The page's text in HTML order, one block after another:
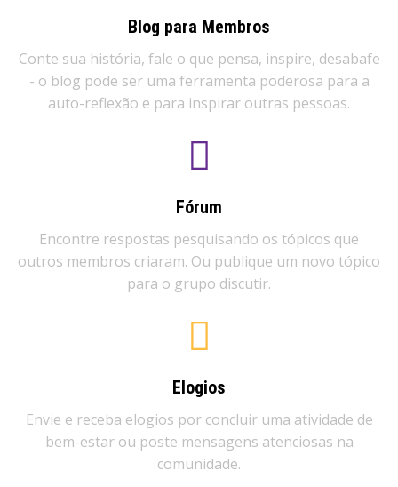
Blog para Membros
Conte sua história, fale o que pensa, inspire, desabafe
- o blog pode ser uma ferramenta poderosa para a
auto-reflexão e para inspirar outras pessoas.​
Fórum
Encontre respostas pesquisando os tópicos que
outros membros criaram. Ou publique um novo tópico
para o grupo discutir.
Elogios
Envie e receba elogios por concluir uma atividade de
bem-estar ou poste mensagens atenciosas na
comunidade.​